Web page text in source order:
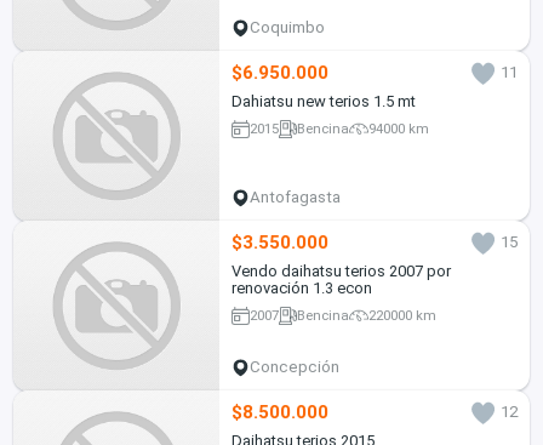
Coquimbo
$6.950.000
11
Dahiatsu new terios 1.5 mt
2015 Bencina 94000 km
Antofagasta
$3.550.000
15
Vendo daihatsu terios 2007 por
renovación 1.3 econ
2007 Bencina 220000 km
Concepción
$8.500.000
12
Daihatsu terios 2015